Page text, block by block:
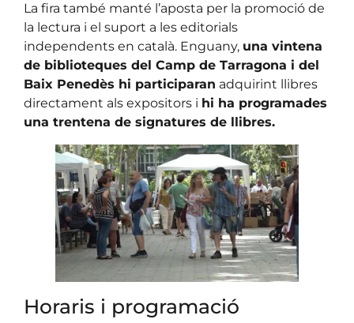
La fira també manté l’aposta per la promoció de
la lectura i el suport a les editorials
independents en català. Enguany, una vintena
de biblioteques del Camp de Tarragona i del
Baix Penedès hi participaran adquirint llibres
directament als expositors i hi ha programades
una trentena de signatures de llibres.
Horaris i programació